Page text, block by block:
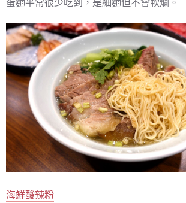
蛋麵平常很少吃到，是細麵但不會軟爛。
海鮮酸辣粉